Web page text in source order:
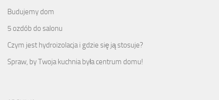
Budujemy dom
5 ozdób do salonu
Czym jest hydroizolacja i gdzie się ją stosuje?
Spraw, by Twoja kuchnia była centrum domu!